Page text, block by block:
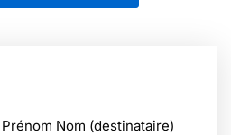
Prénom Nom (destinataire)